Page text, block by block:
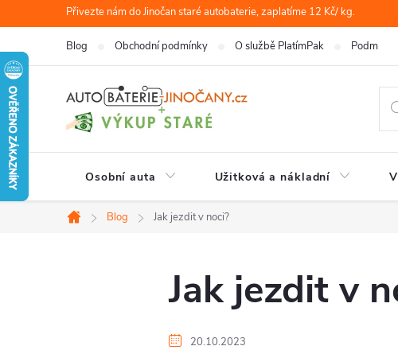
na
obsah
Přivezte nám do Jinočan staré autobaterie, zaplatíme 12 Kč/ kg.
Blog Obchodní podmínky O službě PlatímPak Podmínky
Osobní auta Užitková a nákladní
Domů
Blog Jak jezdit v noci?
Jak jezdit v
20.10.2023